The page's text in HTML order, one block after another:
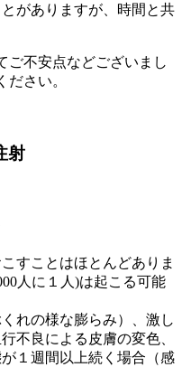
がありますが、時間と共
ご不安点などございまし
さい。
射
すことはほとんどありま
人に１人)は起こる可能
れの様な膨らみ）、激し
不良による皮膚の変色、
１週間以上続く場合（感